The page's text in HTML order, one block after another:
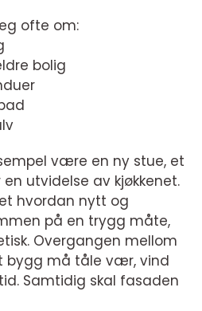
ofte om:
bolig
være en ny stue, et
utvidelse av kjøkkenet.
hvordan nytt og
på en trygg måte,
Overgangen mellom
bygg må tåle vær, vind
Samtidig skal fasaden